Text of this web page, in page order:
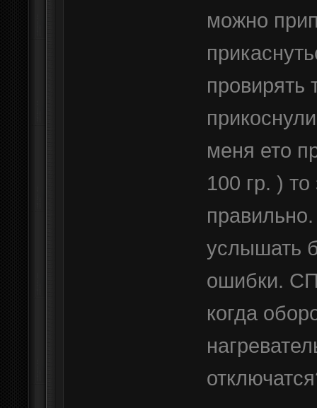
можно
провирять
меня ето
100 гр. )
услышать
ошибки.
когда